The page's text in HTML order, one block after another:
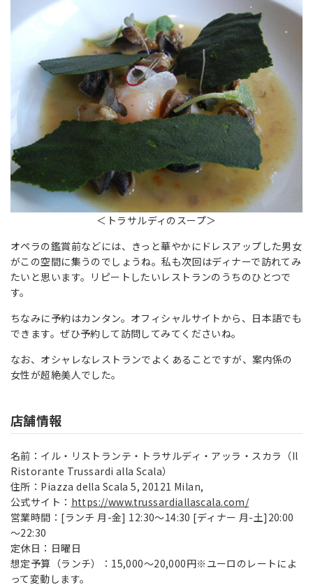
＜トラサルディのスープ＞
オペラの鑑賞前などには、きっと華やかにドレスアップした男女
がこの空間に集うのでしょうね。私も次回はディナーで訪れてみ
たいと思います。リピートしたいレストランのうちのひとつで
す。
ちなみに予約はカンタン。オフィシャルサイトから、日本語でも
できます。ぜひ予約して訪問してみてくださいね。
なお、オシャレなレストランでよくあることですが、案内係の
女性が超絶美人でした。
店舗情報
名前：イル・リストランテ・トラサルディ・アッラ・スカラ（Il
Ristorante Trussardi alla Scala）
住所：Piazza della Scala 5, 20121 Milan,
公式サイト： https://www.trussardiallascala.com/
営業時間：[ランチ 月-金] 12:30～14:30 [ディナー 月-土]20:00
～22:30
定休日：日曜日
想定予算（ランチ）：15,000～20,000円※ユーロのレートによ
って変動します。